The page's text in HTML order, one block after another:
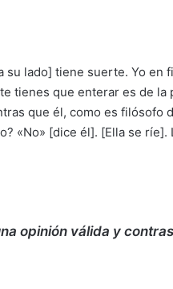
lado] tiene suerte. Yo en
tienes que enterar es de la
que él, como es filósofo
«No» [dice él]. [Ella se ríe].
opinión válida y